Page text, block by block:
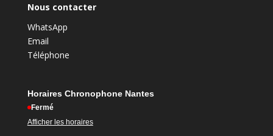
Nous contacter
WhatsApp
Email
Téléphone
Horaires Chronophone Nantes
Fermé
Afficher les horaires